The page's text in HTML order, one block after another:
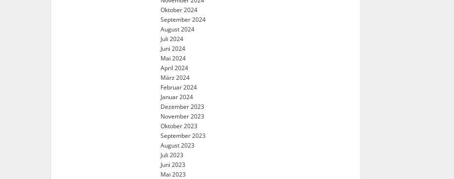
Oktober 2024
September 2024
August 2024
Juli 2024
Juni 2024
Mai 2024
April 2024
März 2024
Februar 2024
Januar 2024
Dezember 2023
November 2023
Oktober 2023
September 2023
August 2023
Juli 2023
Juni 2023
Mai 2023